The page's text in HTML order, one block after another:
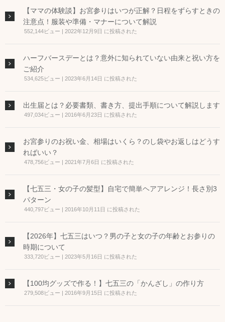
【ママの体験談】お宮参りはいつが正解？日程をずらすときの
注意点！服装や準備・マナーについて解説
552,144ビュー | 2022年12月9日 に投稿された
ハーフバースデーとは？意外に知られていない由来と祝い方を
ご紹介
534,625ビュー | 2023年6月14日 に投稿された
出生届とは？必要書類、書き方、提出手順について解説します
497,034ビュー | 2016年6月23日 に投稿された
お宮参りのお祝い金、相場はいくら？のし袋やお返しはどうす
ればいい？
478,756ビュー | 2021年7月6日 に投稿された
【七五三・女の子の髪型】自宅で簡単ヘアアレンジ！長さ別3
パターン
440,797ビュー | 2016年10月11日 に投稿された
【2026年】七五三はいつ？男の子と女の子の年齢とお参りの
時期について
333,720ビュー | 2023年5月16日 に投稿された
【100均グッズで作る！】七五三の「かんざし」の作り方
279,508ビュー | 2016年9月15日 に投稿された